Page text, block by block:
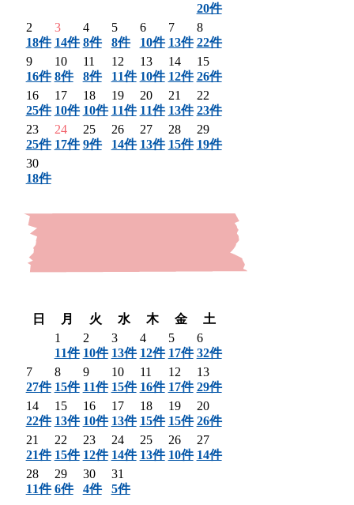
20件
2
18件
3
14件
4
8件
5
8件
6
10件
7
13件
8
22件
9
16件
10
8件
11
8件
12
11件
13
10件
14
12件
15
26件
16
25件
17
10件
18
10件
19
11件
20
11件
21
13件
22
23件
23
25件
24
17件
25
9件
26
14件
27
13件
28
15件
29
19件
30
18件
日
月 火 水 木 金
土
1
11件
2
10件
3
13件
4
12件
5
17件
6
32件
7
27件
8
15件
9
11件
10
15件
11
16件
12
17件
13
29件
14
22件
15
13件
16
10件
17
13件
18
15件
19
15件
20
26件
21
21件
22
15件
23
12件
24
14件
25
13件
26
10件
27
14件
28
11件
29
6件
30
4件
31
5件